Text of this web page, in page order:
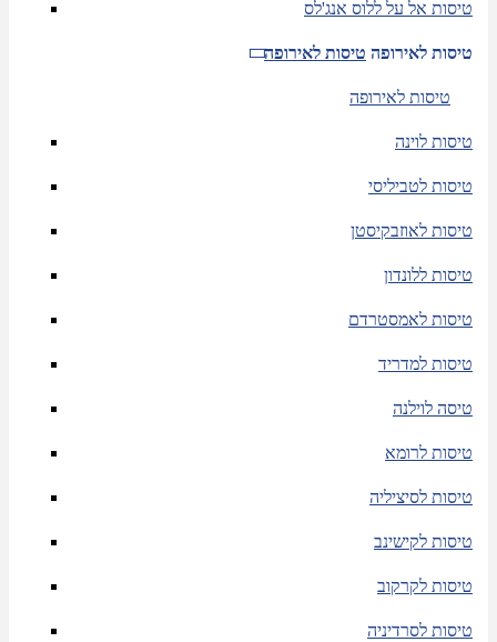
טיסות אל על ללוס אנג'לס
טיסות לאירופה טיסות לאירופה
טיסות לאירופה
טיסות לוינה
טיסות לטביליסי
טיסות לאוזבקיסטן
טיסות ללונדון
טיסות לאמסטרדם
טיסות למדריד
טיסה לוילנה
טיסות לרומא
טיסות לסיציליה
טיסות לקישינב
טיסות לקרקוב
טיסות לסרדיניה